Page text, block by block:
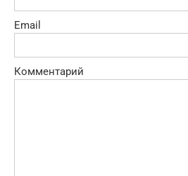
Email
Комментарий